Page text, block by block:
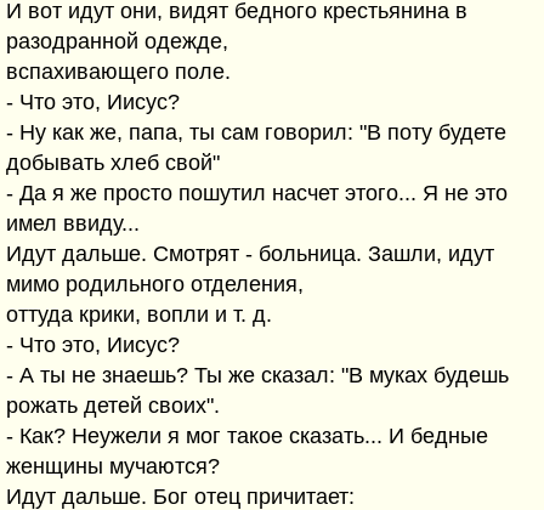
И вот идут они, видят бедного крестьянина в
разодранной одежде,
вспахивающего поле.
- Что это, Иисус?
- Hу как же, папа, ты сам говорил: "В поту будете
добывать хлеб свой"
- Да я же просто пошутил насчет этого... Я не это
имел ввиду...
Идут дальше. Смотрят - больница. Зашли, идут
мимо родильного отделения,
оттуда крики, вопли и т. д.
- Что это, Иисус?
- А ты не знаешь? Ты же сказал: "В муках будешь
рожать детей своих".
- Как? Hеужели я мог такое сказать... И бедные
женщины мучаются?
Идут дальше. Бог отец причитает: